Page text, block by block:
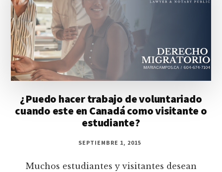
¿Puedo hacer trabajo de voluntariado
cuando este en Canadá como visitante o
estudiante?
SEPTIEMBRE 1, 2015
Muchos estudiantes y visitantes desean